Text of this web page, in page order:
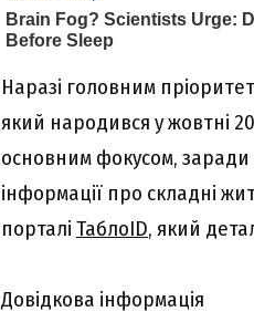
Наразі головним
який народився у жовтні
основним фокусом, заради
інформації про складні
порталі ТаблоID, який
Довідкова інформація